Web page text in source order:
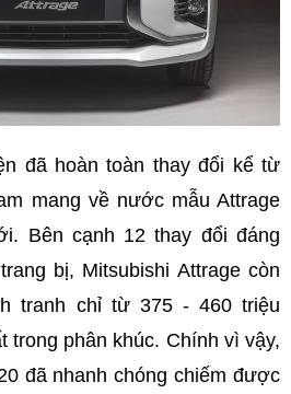
đã hoàn toàn thay đổi kể từ
mang về nước mẫu Attrage
Bên cạnh 12 thay đổi đáng
bị, Mitsubishi Attrage còn
tranh chỉ từ 375 - 460 triệu
trong phân khúc. Chính vì vậy,
đã nhanh chóng chiếm được